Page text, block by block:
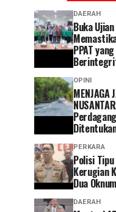
DAERAH
Buka
PPAT
OPINI
MENJAGA
PERKARA
Polisi
Kerugian
Dua
DAERAH